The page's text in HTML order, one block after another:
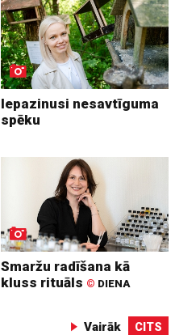
Iepazinusi nesavtīguma
spēku
Smaržu radīšana kā
kluss rituāls © DIENA
Vairāk CITS